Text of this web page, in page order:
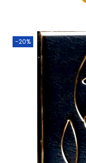
-20%